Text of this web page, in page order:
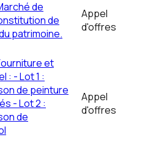
de
de
patrimoine.
Appel
d'offres
et
: - Lot 1 :
de peinture
- Lot 2 :
de
Appel
d'offres